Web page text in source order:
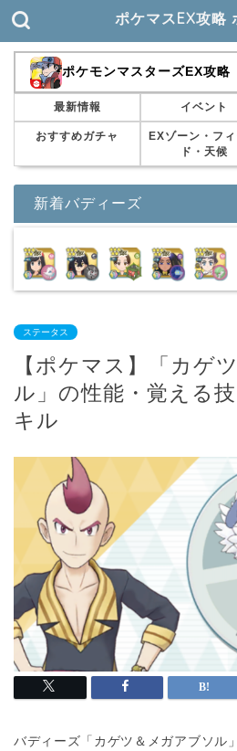
ポケマスEX攻略
ポケモンマスターズEX攻略
最新情報 イベント
おすすめガチャ
EXゾーン・フ
ド・天候
新着バディーズ
ステータス
【ポケマス】「カゲ
ル」の性能・覚える
キル
バディーズ「カゲツ＆メガアブソル